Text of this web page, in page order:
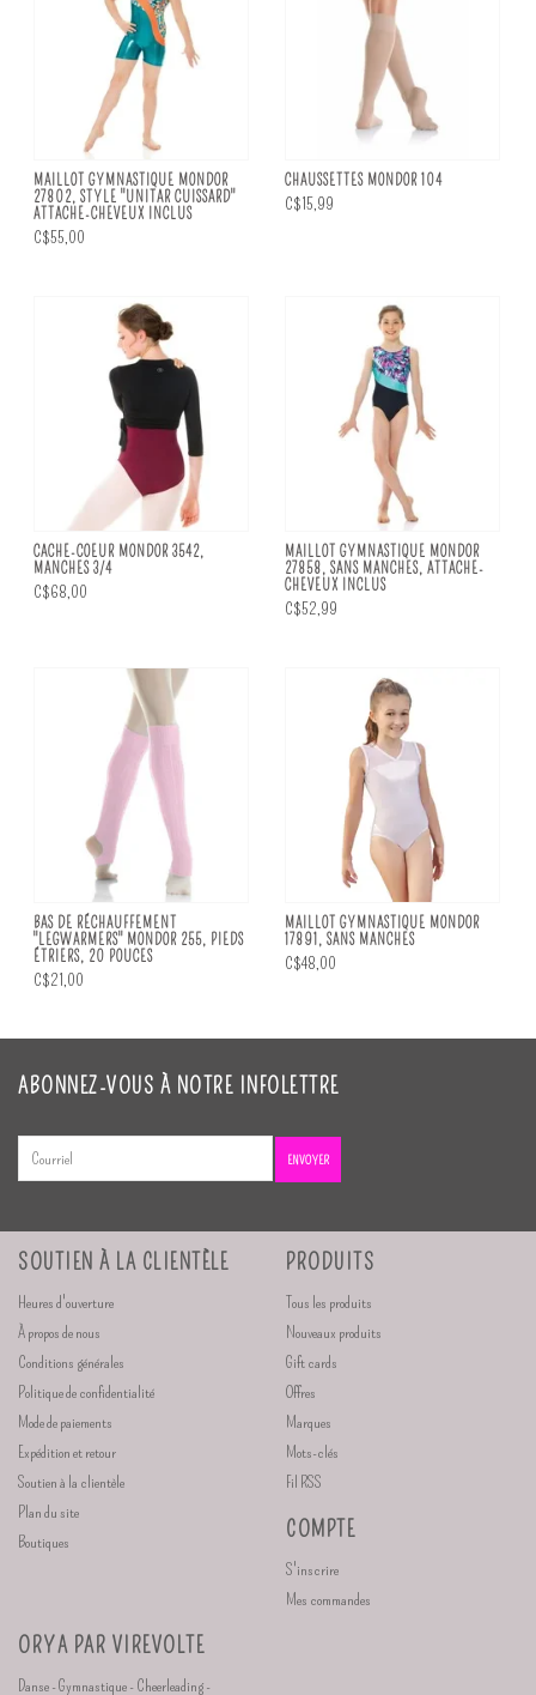
MAILLOT GYMNASTIQUE MONDOR
27802, STYLE "UNITAR CUISSARD"
ATTACHE-CHEVEUX INCLUS
C$55,00
CHAUSSETTES MONDOR 104
C$15,99
CACHE-COEUR MONDOR 3542,
MANCHES 3/4
C$68,00
MAILLOT GYMNASTIQUE MONDOR
27858, SANS MANCHES, ATTACHE-
CHEVEUX INCLUS
C$52,99
BAS DE RÉCHAUFFEMENT
"LEGWARMERS" MONDOR 255, PIEDS
ÉTRIERS, 20 POUCES
C$21,00
MAILLOT GYMNASTIQUE MONDOR
17891, SANS MANCHES
C$48,00
ABONNEZ-VOUS À NOTRE INFOLETTRE
ENVOYER
SOUTIEN À LA CLIENTÈLE
Heures d'ouverture
À propos de nous
Conditions générales
Politique de confidentialité
Mode de paiements
Expédition et retour
Soutien à la clientèle
Plan du site
Boutiques
PRODUITS
Tous les produits
Nouveaux produits
Gift cards
Offres
Marques
Mots-clés
Fil RSS
COMPTE
S'inscrire
Mes commandes
ORYA PAR VIREVOLTE
Danse - Gymnastique - Cheerleading -